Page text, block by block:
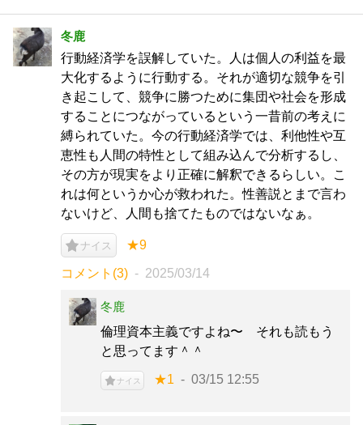
冬鹿
行動経済学を誤解していた。人は個人の利益を最
大化するように行動する。それが適切な競争を引
き起こして、競争に勝つために集団や社会を形成
することにつながっているという一昔前の考えに
縛られていた。今の行動経済学では、利他性や互
恵性も人間の特性として組み込んで分析するし、
その方が現実をより正確に解釈できるらしい。こ
れは何というか心が救われた。性善説とまで言わ
ないけど、人間も捨てたものではないなぁ。
ナイス ★9
コメント(3) 2025/03/14
冬鹿
倫理資本主義ですよね〜 それも読もう
と思ってます＾＾
ナイス ★1 03/15 12:55